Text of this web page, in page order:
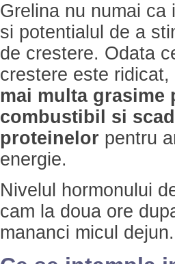
Grelina nu numai ca
si potentialul de a
de crestere. Odata
crestere este
mai multa grasime
combustibil si
proteinelor pentru
energie.
Nivelul hormonului
cam la doua ore
mananci micul dejun.